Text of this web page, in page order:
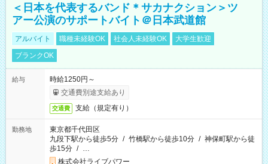
＜日本を代表するバンド＊サカナクション＞ツ
アー公演のサポートバイト＠日本武道館
アルバイト 職種未経験OK 社会人未経験OK
大学生歓迎
ブランクOK
給与
時給1250円～
交通費別途支給あり
交通費 支給（規定有り）
勤務地
東京都千代田区
九段下駅から徒歩5分 / 竹橋駅から徒歩10分 / 神保町駅から徒
歩15分 / …
株式会社ライブパワー